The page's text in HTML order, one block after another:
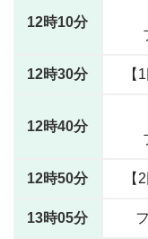
12時10分
12時30分 【
12時40分
12時50分 【
13時05分